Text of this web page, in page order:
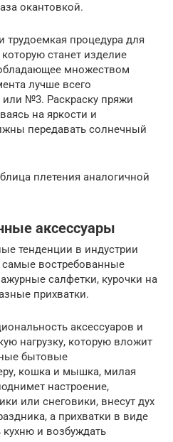
окантовкой.
трудоемкая процедура для
станет изделие
множеством
лучше всего
№3. Раскраску пряжи
на яркости и
передавать солнечный
плетения аналогичной
аксессуары
тенденции в индустрии
самые востребованные
салфетки, курочки на
прихватки.
аксессуаров и
нагрузку, которую вложит
бытовые
кошка и мышка, милая
настроение,
или снеговики, внесут дух
а прихватки в виде
кухню и возбуждать